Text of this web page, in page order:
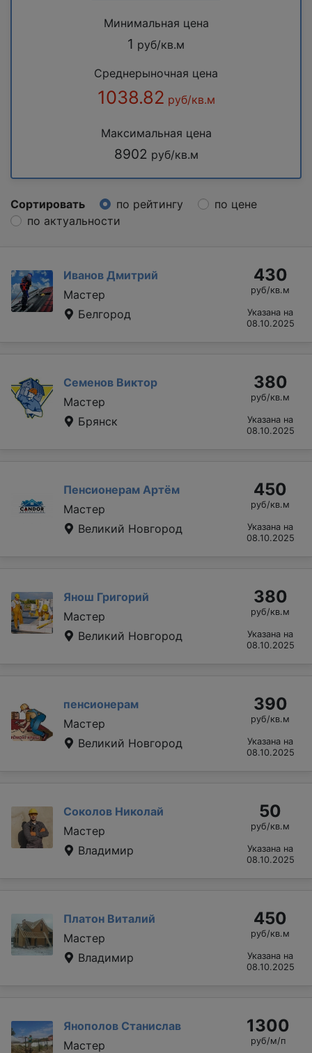
Минимальная цена
1 руб/кв.м
Среднерыночная цена
1038.82 руб/кв.м
Максимальная цена
8902 руб/кв.м
Сортировать по рейтингу
по цене
по актуальности
Иванов Дмитрий
Мастер
Белгород
430
руб/кв.м
Указана на
08.10.2025
Семенов Виктор
Мастер
Брянск
380
руб/кв.м
Указана на
08.10.2025
Пенсионерам Артём
Мастер
Великий Новгород
450
руб/кв.м
Указана на
08.10.2025
Янош Григорий
Мастер
Великий Новгород
380
руб/кв.м
Указана на
08.10.2025
пенсионерам
Мастер
Великий Новгород
390
руб/кв.м
Указана на
08.10.2025
Соколов Николай
Мастер
Владимир
50
руб/кв.м
Указана на
08.10.2025
Платон Виталий
Мастер
Владимир
450
руб/кв.м
Указана на
08.10.2025
Янополов Станислав
Мастер
1300
руб/м/п